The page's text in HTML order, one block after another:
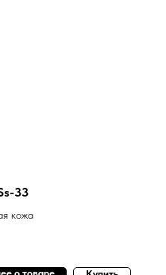
33
кожа